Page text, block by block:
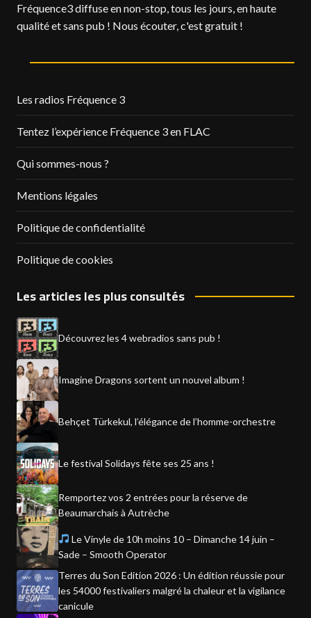
Fréquence3 diffuse en non-stop, tous les jours, en haute
qualité et sans pub ! Nous écouter, c'est gratuit !
Les radios Fréquence 3
Tentez l’expérience Fréquence 3 en FLAC
Qui sommes-nous ?
Mentions légales
Politique de confidentialité
Politique de cookies
Les articles les plus consultés
Découvrez les 4 webradios sans pub !
Imagine Dragons sortent un nouvel album !
Behçet Türkekul, l’élégance de l’homme-orchestre
Le festival Solidays fête ses 25 ans !
Remportez vos 2 entrées pour la réserve de
Beaumarchais à Autrèche
Le Vinyle de 10h moins 10 – Dimanche 14 juin –
Sade – Smooth Operator
Terres du Son Edition 2026 : Un édition réussie pour
les 54000 festivaliers malgré la chaleur et la vigilance
canicule